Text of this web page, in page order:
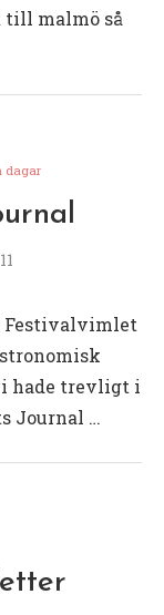
till malmö så
dagar
Festivalvimlet
hade trevligt i
Journal …